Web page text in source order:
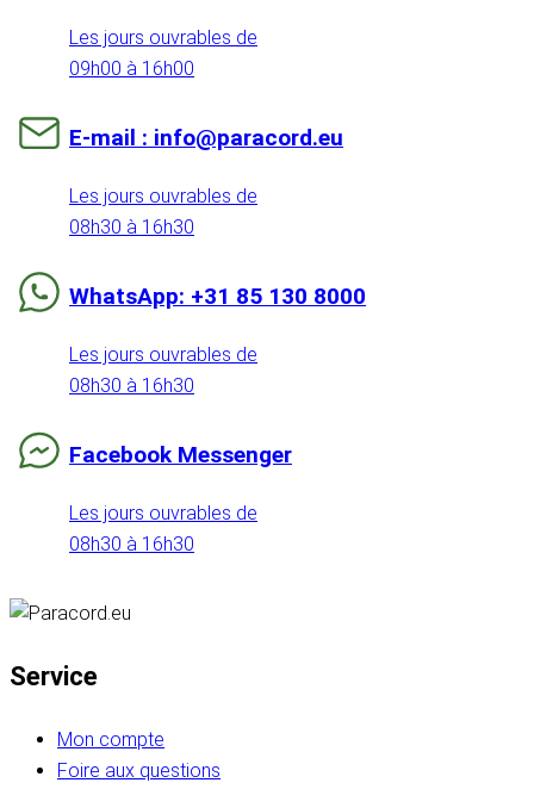
Les jours ouvrables de
09h00 à 16h00
E-mail : info@paracord.eu
Les jours ouvrables de
08h30 à 16h30
WhatsApp: +31 85 130 8000
Les jours ouvrables de
08h30 à 16h30
Facebook Messenger
Les jours ouvrables de
08h30 à 16h30
Service
Mon compte
Foire aux questions